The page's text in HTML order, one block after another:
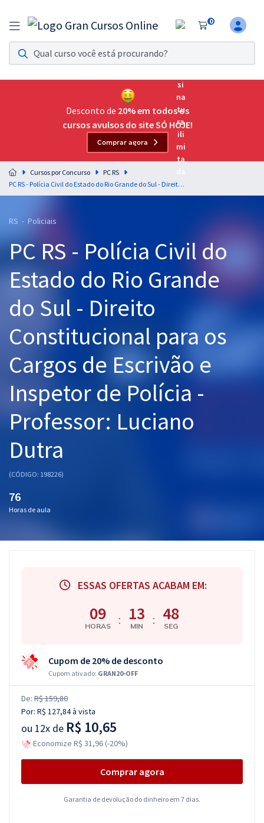
0
Assinatura Ilimitada 11
Acesso a todos os cursos. Teste grátis por 7 dias!
Assinatura OAB Até Passar
Acesso ilimitado a toda preparação para o Exame da
Residências Multiprofissionais
Preparação completa e intensiva para as principais
residências em saúde do Brasil
Cursos 20% OFF
Pós
Graduação
OAB
Questões grátis
Conteúdo gratuito
Aprovados
Desconto de 20% em todos os
cursos avulsos do site SÓ HOJE!
Comprar agora
Cursos por Concurso
PC RS
PC RS - Polícia Civil do Estado do Rio Grande do Sul - Direito Constitucional para os Cargos de Escrivão e Inspetor de Polícia - Professor: Luciano Dutra
RS - Policiais
PC RS - Polícia Civil do
Estado do Rio Grande
do Sul - Direito
Constitucional para os
Cargos de Escrivão e
Inspetor de Polícia -
Professor: Luciano
Dutra
(CÓDIGO: 198226)
76
Horas de aula
ESSAS OFERTAS ACABAM EM:
09
HORAS : 13
MIN : 47
SEG
Cupom de 20% de desconto
Cupom ativado: GRAN20-OFF
De: R$ 159,80
Por: R$ 127,84à vista
ou 12x de R$ 10,65
Economize R$ 31,96 (-20%)
Comprar agora
Garantia de devolução do dinheiro em 7 dias.